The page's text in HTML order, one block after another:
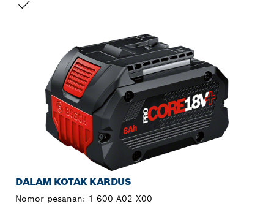
DALAM KOTAK KARDUS
Nomor pesanan: 1 600 A02 X00